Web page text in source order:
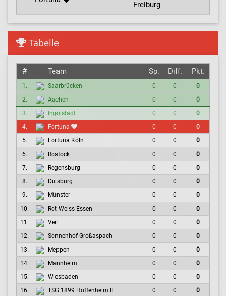
Freiburg
Tabelle
# Team Sp. Diff. Pkt.
1. Saarbrücken 0 0
0
2.
Aachen 0 0
0
3.
Ingolstadt 0 0
0
4.
Fortuna 0 0
0
5.
Fortuna Köln 0 0
0
6.
Rostock 0 0
0
7.
Regensburg 0 0
0
8.
Duisburg 0 0
0
9.
Münster 0 0
0
10.
Rot-Weiss Essen 0 0
0
11.
Verl 0 0
0
12.
Sonnenhof Großaspach 0 0
0
13.
Meppen 0 0
0
14.
Mannheim 0 0
0
15.
Wiesbaden 0 0
0
16.
TSG 1899 Hoffenheim II 0 0 0